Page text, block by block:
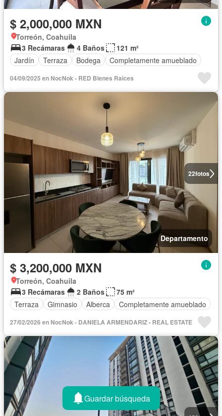
$ 2,000,000 MXN
Torreón, Coahuila
3 Recámaras
4 Baños
121 m²
Jardín
Terraza Bodega Completamente amueblado
04/09/2025 en NocNok - RED Bienes Raíces
22fotos
Departamento
$ 3,200,000 MXN
Torreón, Coahuila
3 Recámaras
2 Baños
75 m²
Terraza
Gimnasio Alberca Completamente amueblado
27/02/2026 en NocNok - DANIELA ARMENDARIZ - REAL ESTATE
Guardar búsqueda